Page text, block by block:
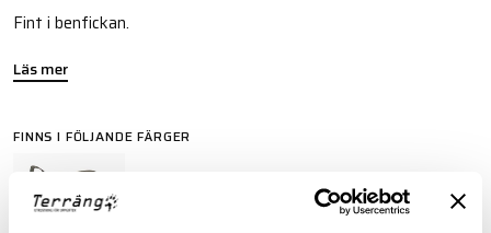
Fint i benfickan.
Läs mer
FINNS I FÖLJANDE FÄRGER